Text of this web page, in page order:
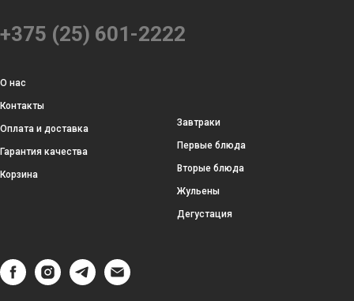
+375 (25) 601-2222
О нас
Контакты
Оплата и доставка
Гарантия качества
Корзина
Завтраки
Первые блюда
Вторые блюда
Жульены
Дегустация